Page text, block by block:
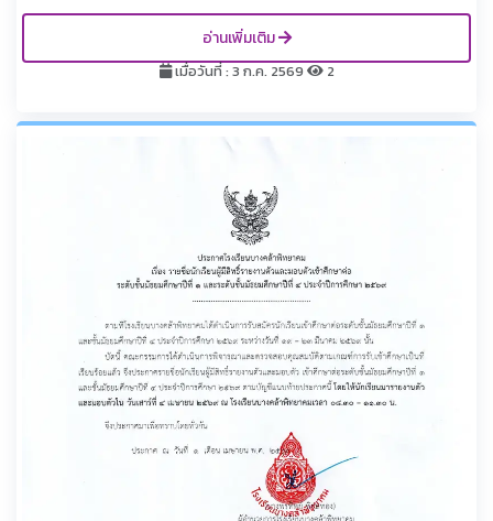
อ่านเพิ่มเติม
เมื่อวันที่ : 3 ก.ค. 2569 2